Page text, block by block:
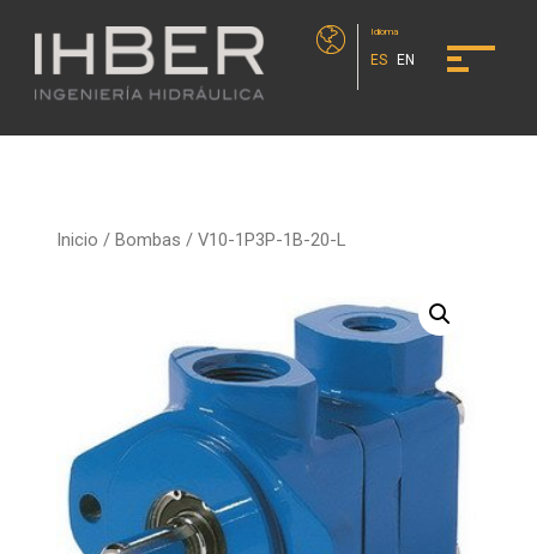
Idioma
ES EN
Inicio /Bombas / V10-1P3P-1B-20-L